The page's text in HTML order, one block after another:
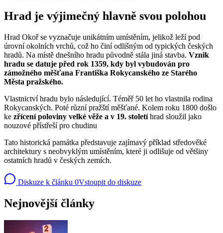
Hrad je výjimečný hlavně svou polohou
Hrad Okoř se vyznačuje unikátním umístěním, jelikož leží pod
úrovní okolních vrchů, což ho činí odlišným od typických českých
hradů. Na místě dnešního hradu původně stála jiná stavba. Vznik
hradu se datuje před rok 1359, kdy byl vybudován pro
zámožného měšťana Františka Rokycanského ze Starého
Města pražského.
Vlastnictví hradu bylo následující. Téměř 50 let ho vlastnila rodina
Rokycanských. Poté různí pražští měšťané. Kolem roku 1800 došlo
ke zřícení poloviny velké věže a v 19. stoletíhrad sloužil jako
nouzové přístřeší pro chudinu
Tato historická památka představuje zajímavý příklad středověké
architektury s neobvyklým umístěním, které ji odlišuje od většiny
ostatních hradů v českých zemích.
Diskuze k článku 0Vstoupit do diskuze
Nejnovější články